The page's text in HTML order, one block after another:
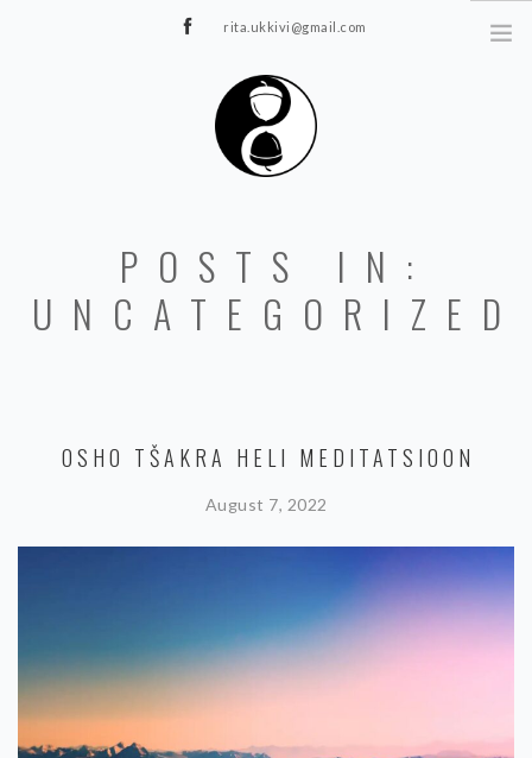
rita.ukkivi@gmail.com
TUNNIPLAAN
TERAAPIA
POSTS IN:
UNCATEGORIZED
OSHO TŠAKRA HELI MEDITATSIOON
August 7, 2022